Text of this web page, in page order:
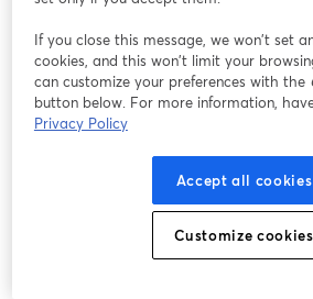
If you close this message, we won’t set
cookies, and this won’t limit your
can customize your preferences with the
button below. For more information,
Privacy Policy
Accept all cookies
Customize cookies